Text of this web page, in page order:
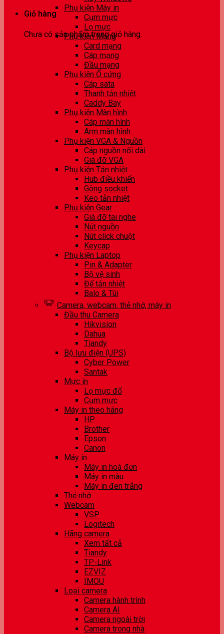
Giỏ hàng
Chưa có sản phẩm trong giỏ hàng.
Phụ kiện Máy in
Cụm mực
Lọ mực
Phụ kiện Mạng
Card mạng
Cáp mạng
Đầu mạng
Phụ kiện Ổ cứng
Cáp sata
Thanh tản nhiệt
Caddy Bay
Phụ kiện Màn hình
Cáp màn hình
Arm màn hình
Phụ kiện VGA & Nguồn
Cáp nguồn nối dài
Giá đỡ VGA
Phụ kiện Tản nhiệt
Hub điều khiển
Gông socket
Keo tản nhiệt
Phụ kiện Gear
Giá đỡ tai nghe
Nút nguồn
Nút click chuột
Keycap
Phụ kiện Laptop
Pin & Adapter
Bộ vệ sinh
Đế tản nhiệt
Balo & Túi
Camera, webcam, thẻ nhớ, máy in
Đầu thu Camera
Hikvision
Dahua
Tiandy
Bộ lưu điện (UPS)
Cyber Power
Santak
Mực in
Lọ mực đổ
Cụm mực
Máy in theo hãng
HP
Brother
Epson
Canon
Máy in
Máy in hoá đơn
Máy in màu
Máy in đen trắng
Thẻ nhớ
Webcam
VSP
Logitech
Hãng camera
Xem tất cả
Tiandy
TP-Link
EZVIZ
IMOU
Loại camera
Camera hành trình
Camera AI
Camera ngoài trời
Camera trong nhà